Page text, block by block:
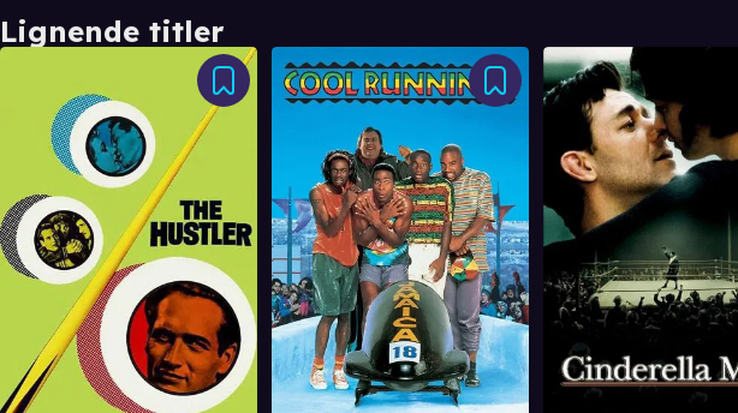
Lignende titler